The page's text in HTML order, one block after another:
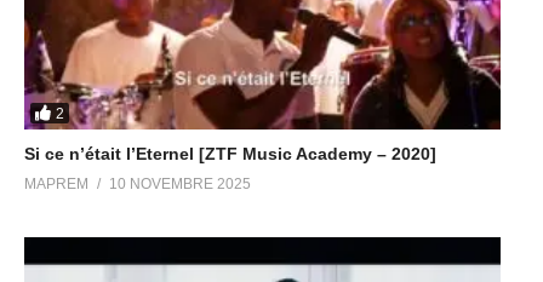
2
Si ce n’était l’Eternel [ZTF Music Academy – 2020]
MAPREM 10 NOVEMBRE 2025